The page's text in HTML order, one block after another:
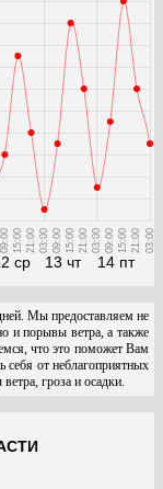
ср
09:00 15:00 21:00
13 чт
03:00 09:00 15:00 21:00
14 пт
03:00 09:00 15:00 21:00 03:00
Мы предоставляем не
и порывы ветра, а также
что это поможет Вам
от неблагоприятных
гроза и осадки.